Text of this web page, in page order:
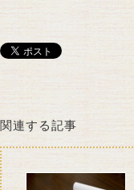
関連する記事